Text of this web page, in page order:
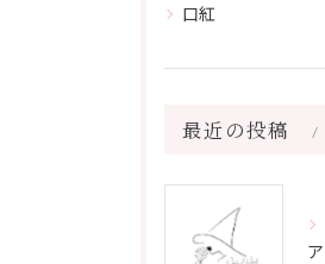
口紅
最近の投稿